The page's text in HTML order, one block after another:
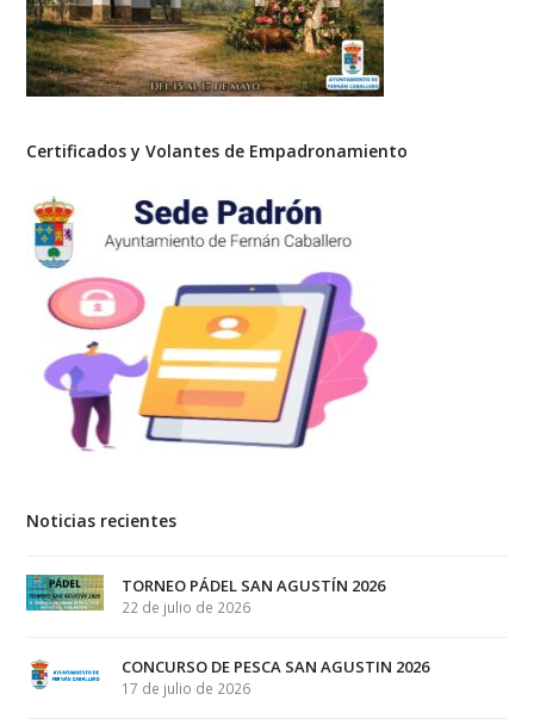
Certificados y Volantes de Empadronamiento
Noticias recientes
TORNEO PÁDEL SAN AGUSTÍN 2026
22 de julio de 2026
CONCURSO DE PESCA SAN AGUSTIN 2026
17 de julio de 2026